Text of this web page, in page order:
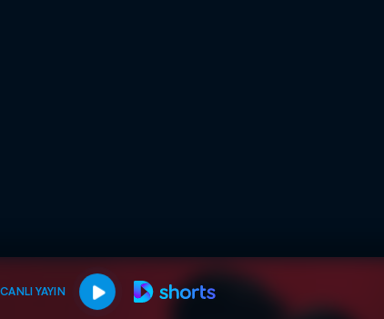
CANLI YAYIN
muhteşem ikili